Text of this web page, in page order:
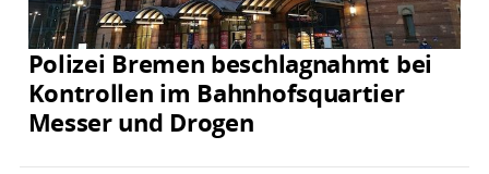
Polizei Bremen beschlagnahmt bei
Kontrollen im Bahnhofsquartier
Messer und Drogen